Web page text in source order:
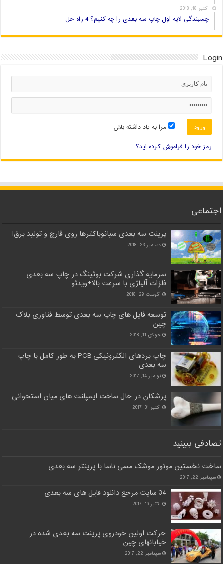
اکتبر 18, 2018
چسبندگی لایه اول چاپ سه بعدی را چه کنیم؟ 4 راه حل
Login
مرا به یاد داشته باش
رمز خود را فراموش کرده اید؟
اجتماعی
پرینت سه بعدی سیانوباکترها روی قارچ و تولید برق!
دسامبر 23, 2018
سرمایه گذاری شرکت بوئینگ در چاپ سه بعدی
فلزات آلیاژی با سرعت بالا+ویدئو
آگوست 29, 2018
توسعه فایل های چاپ سه بعدی توسط فناوری بلاک
چین
جولای 11, 2018
چاپ بردهای الکترونیکی PCB به طور کامل با چاپ
سه بعدی
نوامبر 14, 2017
پزشکان در حال ساخت ایمپلنت های میان استخوانی
اکتبر 31, 2017
تصادفی ببینید
ساخت نخستین موتور موشک مسی ناسا با پرینتر سه‌ بعدی
سپتامبر 22, 2017
34 سایت مرجع دانلود فایل های سه بعدی
اکتبر 16, 2017
حرکت اولین خودروی پرینت سه بعدی شده در
خیابانهای چین
سپتامبر 22, 2017